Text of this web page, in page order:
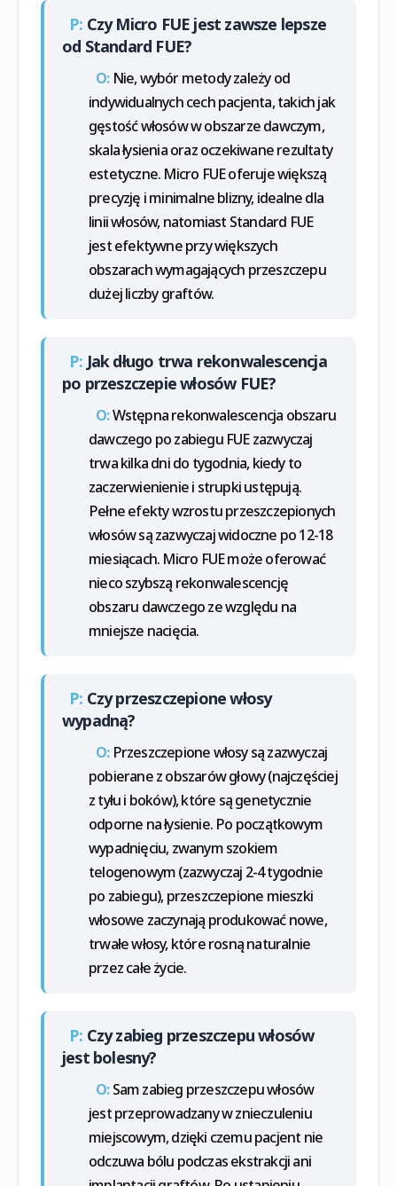
P: Czy Micro FUE jest zawsze lepsze
od Standard FUE?
O:Nie, wybór metody zależy od
indywidualnych cech pacjenta, takich jak
gęstość włosów w obszarze dawczym,
skala łysienia oraz oczekiwane rezultaty
estetyczne. Micro FUE oferuje większą
precyzję i minimalne blizny, idealne dla
linii włosów, natomiast Standard FUE
jest efektywne przy większych
obszarach wymagających przeszczepu
dużej liczby graftów.
P: Jak długo trwa rekonwalescencja
po przeszczepie włosów FUE?
O:Wstępna rekonwalescencja obszaru
dawczego po zabiegu FUE zazwyczaj
trwa kilka dni do tygodnia, kiedy to
zaczerwienienie i strupki ustępują.
Pełne efekty wzrostu przeszczepionych
włosów są zazwyczaj widoczne po 12-18
miesiącach. Micro FUE może oferować
nieco szybszą rekonwalescencję
obszaru dawczego ze względu na
mniejsze nacięcia.
P: Czy przeszczepione włosy
wypadną?
O:Przeszczepione włosy są zazwyczaj
pobierane z obszarów głowy (najczęściej
z tyłu i boków), które są genetycznie
odporne na łysienie. Po początkowym
wypadnięciu, zwanym szokiem
telogenowym (zazwyczaj 2-4 tygodnie
po zabiegu), przeszczepione mieszki
włosowe zaczynają produkować nowe,
trwałe włosy, które rosną naturalnie
przez całe życie.
P: Czy zabieg przeszczepu włosów
jest bolesny?
O:Sam zabieg przeszczepu włosów
jest przeprowadzany w znieczuleniu
miejscowym, dzięki czemu pacjent nie
odczuwa bólu podczas ekstrakcji ani